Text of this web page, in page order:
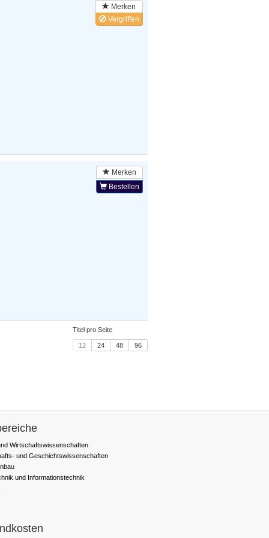
Merken
Vergriffen
Merken
Bestellen
Titel pro Seite
12 24 48 96
Wirtschaftswissenschaften
und Geschichtswissenschaften
und Informationstechnik